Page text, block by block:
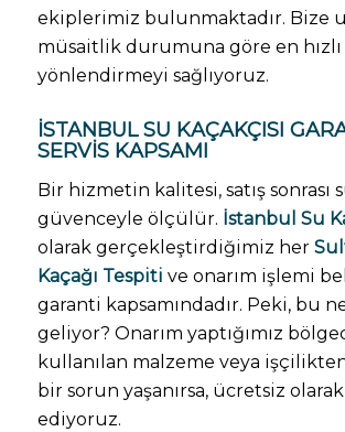
ekiplerimiz bulunmaktadır. Bize
müsaitlik durumuna göre en hızlı
yönlendirmeyi sağlıyoruz.
İSTANBUL SU KAÇAKÇISI
SERVIS KAPSAMI
Bir hizmetin kalitesi, satış sonrası
güvenceyle ölçülür. İstanbul Su
olarak gerçekleştirdiğimiz her
Kaçağı Tespiti ve onarım işlemi
garanti kapsamındadır. Peki, bu
geliyor? Onarım yaptığımız
kullanılan malzeme veya
bir sorun yaşanırsa, ücretsiz
ediyoruz.